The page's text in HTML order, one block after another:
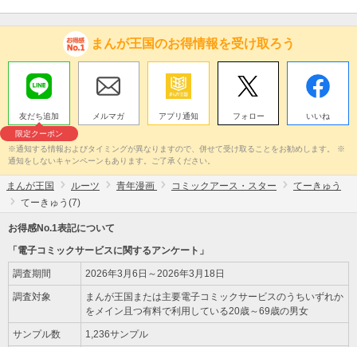
まんが王国のお得情報を受け取ろう
友だち追加
限定クーポン
メルマガ アプリ通知 フォロー いいね
※通知する情報およびタイミングが異なりますので、併せて受け取ることをお勧めします。 ※
通知をしないキャンペーンもあります。ご了承ください。
まんが王国 ルーツ 青年漫画 コミックアース・スター
てーきゅう
てーきゅう(7)
お得感No.1表記について
「電子コミックサービスに関するアンケート」
調査期間 2026年3月6日～2026年3月18日
調査対象
まんが王国または主要電子コミックサービスのうちいずれか
をメイン且つ有料で利用している20歳～69歳の男女
サンプル数 1,236サンプル